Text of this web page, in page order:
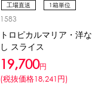
工場直送
1箱単位
冷凍
1583
トロピカルマリア・洋な
し スライス
19,700円
(税抜価格18,241円)